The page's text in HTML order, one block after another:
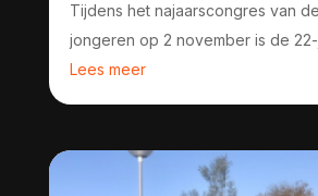
Tijdens het najaarscongres van
jongeren op 2 november is de
Lees meer